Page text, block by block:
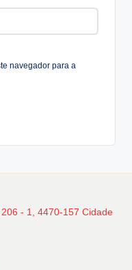
navegador para a
- 1, 4470-157 Cidade